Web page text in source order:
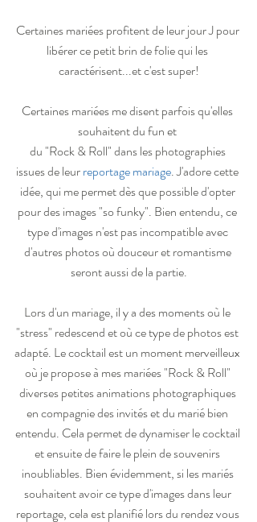
Certaines mariées profitent de leur jour J pour
libérer ce petit brin de folie qui les
caractérisent...et c'est super!
Certaines mariées me disent parfois qu'elles
souhaitent du fun et
du "Rock & Roll" dans les photographies
issues de leur reportage mariage. J'adore cette
idée, qui me permet dès que possible d'opter
pour des images "so funky". Bien entendu, ce
type d'images n'est pas incompatible avec
d'autres photos où douceur et romantisme
seront aussi de la partie.
Lors d'un mariage, il y a des moments où le
"stress" redescend et où ce type de photos est
adapté. Le cocktail est un moment merveilleux
où je propose à mes mariées "Rock & Roll"
diverses petites animations photographiques
en compagnie des invités et du marié bien
entendu. Cela permet de dynamiser le cocktail
et ensuite de faire le plein de souvenirs
inoubliables. Bien évidemment, si les mariés
souhaitent avoir ce type d'images dans leur
reportage, cela est planifié lors du rendez vous